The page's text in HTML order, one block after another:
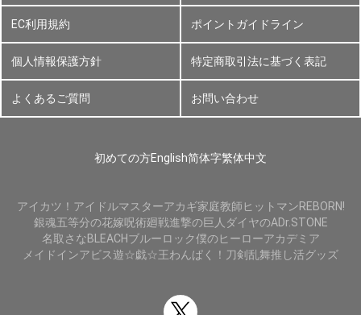
EC利用規約 ポイントガイドライン
個人情報保護方針 特定商取引法に基づく表記
よくあるご質問 お問い合わせ
初めての方English简体字繁体中文
アイカツ！ アイドルマスターアカギ家庭教師ヒットマンREBORN!
銀魂五等分の花嫁呪術廻戦進撃の巨人 ダイヤのADr.STONE
名取さなBLEACHブルーロック僕のヒーローアカデミア
メイドインアビス遊☆戯☆王わんぱく！刀剣乱舞推し活グッズ